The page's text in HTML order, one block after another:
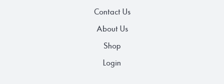
Contact Us
About Us
Shop
Login